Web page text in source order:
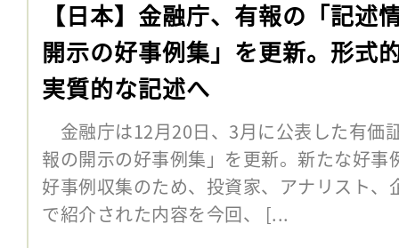
【日本】金融庁、有報の「記述
開示の好事例集」を更新。形式
実質的な記述へ
金融庁は12月20日、3月に公表した有価
報の開示の好事例集」を更新。新たな好事
好事例収集のため、投資家、アナリスト
で紹介された内容を今回、 [...